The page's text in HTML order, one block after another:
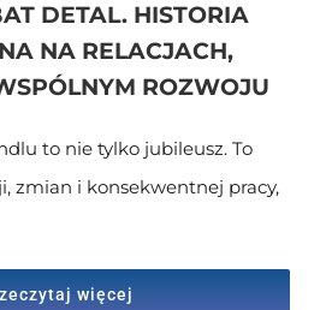
DETAL. HISTORIA
NA RELACJACH,
ROZWOJU
to nie tylko jubileusz. To
zmian i konsekwentnej pracy,
więcej